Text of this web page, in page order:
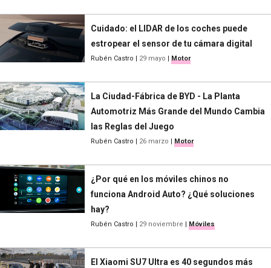
Cuidado: el LIDAR de los coches puede
estropear el sensor de tu cámara digital
Rubén Castro 29 mayo Motor
La Ciudad-Fábrica de BYD - La Planta
Automotriz Más Grande del Mundo Cambia
las Reglas del Juego
Rubén Castro 26 marzo Motor
¿Por qué en los móviles chinos no
funciona Android Auto? ¿Qué soluciones
hay?
Rubén Castro 29 noviembre Móviles
El Xiaomi SU7 Ultra es 40 segundos más